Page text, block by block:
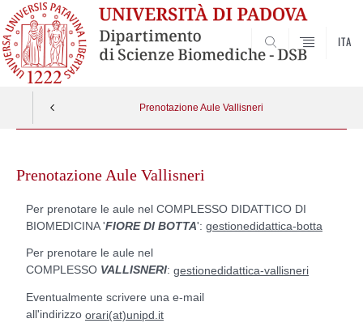
SEARCH
ITA
Prenotazione Aule Vallisneri
contentPrenotazione Aule Vallisneri
Per prenotare le aule nel COMPLESSO DIDATTICO DI
BIOMEDICINA 'FIORE DI BOTTA': gestionedidattica-botta
Per prenotare le aule nel
COMPLESSO VALLISNERI: gestionedidattica-vallisneri
Eventualmente scrivere una e-mail
all'indirizzo orari(at)unipd.it